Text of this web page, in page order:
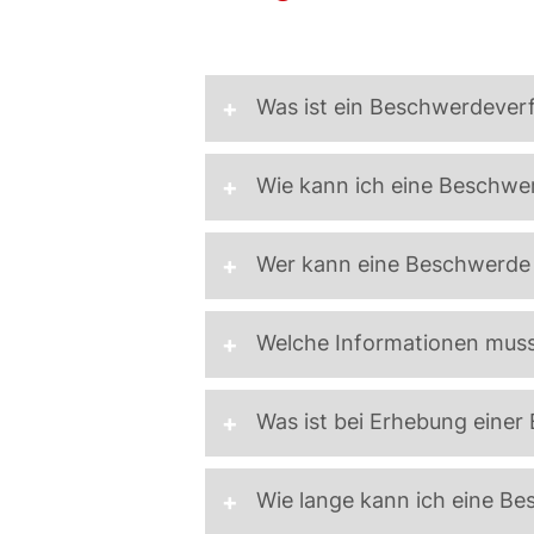
Was ist ein
ablehnen
Wie kann ich eine
Online-Formular »
Wer kann eine
betroffene Person
Welche Informationen
muss
Die Bezeichnung des als
Die Bezeichnung des
Was ist bei Erhebung
Wie lange kann ich eine